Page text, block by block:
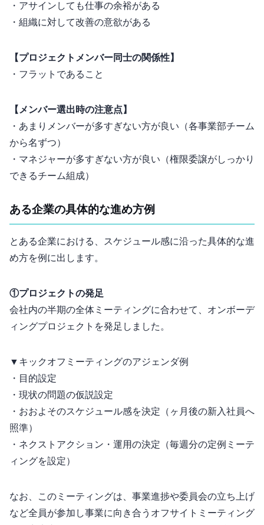
・アサインしても仕事の余裕がある
・組織に対して改善の意欲がある
【プロジェクトメンバー同士の関係性】
・フラットであること
【メンバー選出時の注意点】
・あまりメンバーが多すぎない方が良い（各事業部/チーム
から1名ずつ）
・マネジャーが多すぎない方が良い（権限委譲がしっかり
できるチーム組成）
ある企業の具体的な進め方例
とある企業における、スケジュール感に沿った具体的な進
め方を例に出します。
①プロジェクトの発足
会社内の半期の全体ミーティングに合わせて、オンボーデ
ィングプロジェクトを発足しました。
▼キックオフミーティングのアジェンダ例
・目的設定
・現状の問題の仮説設定
・おおよそのスケジュール感を決定（2ヶ月後の新入社員へ
照準）
・ネクストアクション・運用の決定（毎週30分の定例ミーテ
ィングを設定）
なお、このミーティングは、事業進捗や委員会の立ち上げ
など全員が参加し事業に向き合うオフサイトミーティング